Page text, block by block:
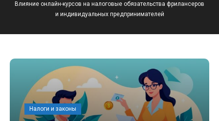
Влияние онлайн-курсов на налоговые обязательства фрилансеров
и индивидуальных предпринимателей
Налоги и законы